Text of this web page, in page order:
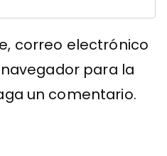
correo electrónico
para la
un comentario.